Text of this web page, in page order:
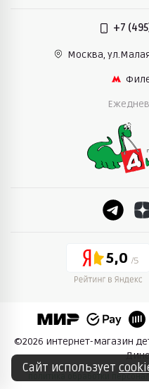
+7
Москва,
5,0
©2026 интернет-магазин
политика обработки
Сайт использует